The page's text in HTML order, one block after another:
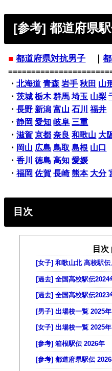
[参考] 都道府県
■ 都道府県対抗男子 ｜
・北海道 青森 岩手 秋田 山
・茨城 栃木 群馬 埼玉 山梨
・長野 新潟 富山 石川
福井
・静岡 愛知 岐阜 三重
・滋賀 京都 奈良 和歌山 大
・ 岡山 広島 鳥取 島根 山口
・香川 徳島 高知 愛媛
・福岡 佐賀 長崎 熊本 大分
目次
目次
[女子] 和歌山北 高校駅伝
[過去] 全国高校駅伝2024
[過去] 全国高校駅伝2023
[男子] 出場校一覧 2025年
[女子] 出場校一覧 2025年
[参考] 箱根駅伝 2026年
[参考] 都道府県駅伝